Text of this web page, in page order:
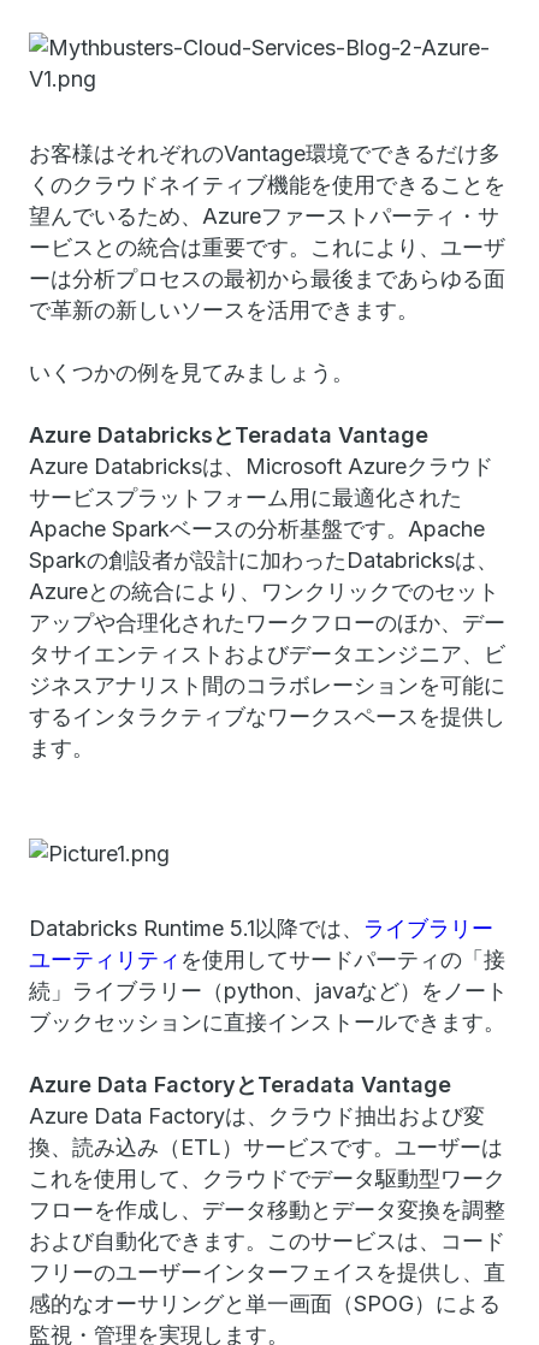
お客様はそれぞれのVantage環境でできるだけ多
くのクラウドネイティブ機能を使用できることを
望んでいるため、Azureファーストパーティ・サ
ービスとの統合は重要です。これにより、ユーザ
ーは分析プロセスの最初から最後まであらゆる面
で革新の新しいソースを活用できます。
いくつかの例を見てみましょう。
Azure DatabricksとTeradata Vantage
Azure Databricksは、Microsoft Azureクラウド
サービスプラットフォーム用に最適化された
Apache Sparkベースの分析基盤です。Apache
Sparkの創設者が設計に加わったDatabricksは、
Azureとの統合により、ワンクリックでのセット
アップや合理化されたワークフローのほか、デー
タサイエンティストおよびデータエンジニア、ビ
ジネスアナリスト間のコラボレーションを可能に
するインタラクティブなワークスペースを提供し
ます。
Databricks Runtime 5.1以降では、 ライブラリー
ユーティリティ を使用してサードパーティの「接
続」ライブラリー（python、javaなど）をノート
ブックセッションに直接インストールできます。
Azure Data FactoryとTeradata Vantage
Azure Data Factoryは、クラウド抽出および変
換、読み込み（ETL）サービスです。ユーザーは
これを使用して、クラウドでデータ駆動型ワーク
フローを作成し、データ移動とデータ変換を調整
および自動化できます。このサービスは、コード
フリーのユーザーインターフェイスを提供し、直
感的なオーサリングと単一画面（SPOG）による
監視・管理を実現します。